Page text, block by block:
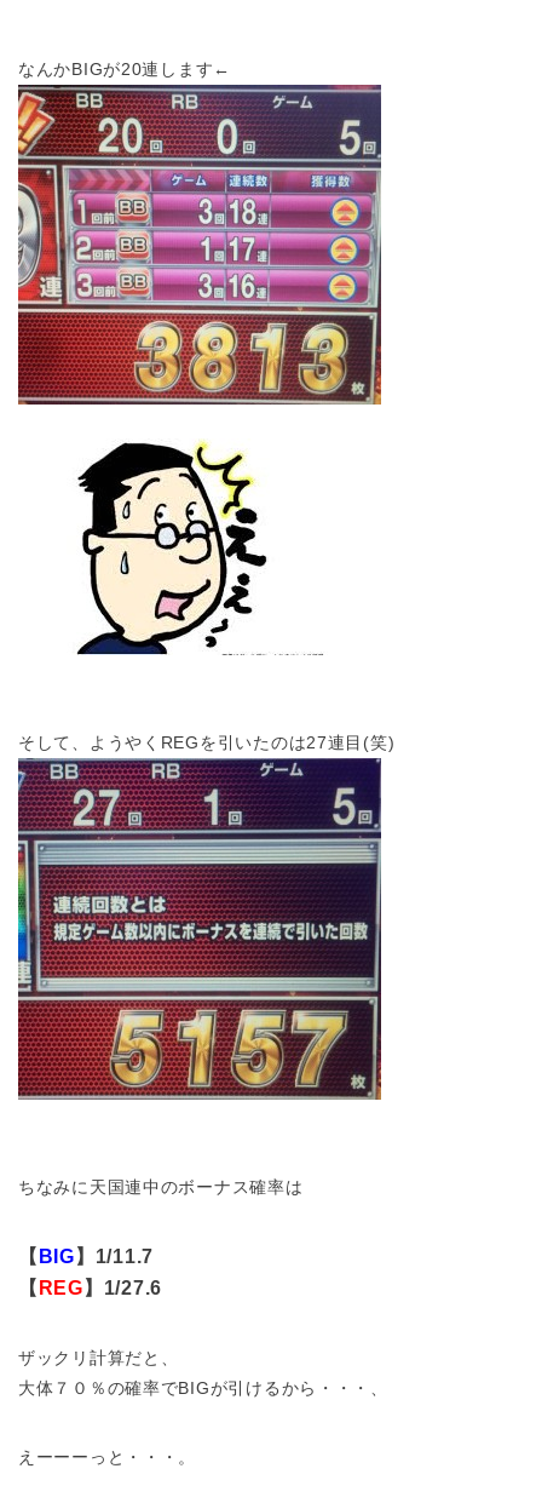
なんかBIGが20連します←
そして、ようやくREGを引いたのは27連目(笑)
ちなみに天国連中のボーナス確率は
【 BIG 】1/11.7
【 REG 】1/27.6
ザックリ計算だと、
大体７０％の確率でBIGが引けるから・・・、
えーーーっと・・・。